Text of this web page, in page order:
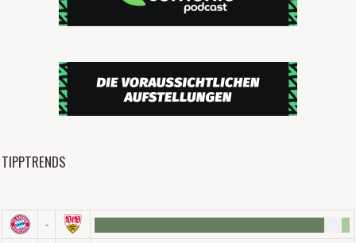
TIPPTRENDS
-